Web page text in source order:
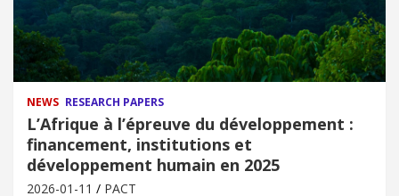
NEWS RESEARCH PAPERS
L’Afrique à l’épreuve du développement :
financement, institutions et
développement humain en 2025
2026-01-11 PACT